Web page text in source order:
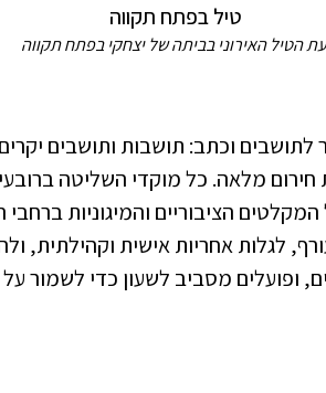
הטיל האירוני בביתה של יצחקי בפתח תקווה
לתושבים וכתב: תושבות ותושבים
מלאה. כל מוקדי השליטה
הציבוריים והמיגוניות
לגלות אחריות אישית וקהילתית,
ופועלים מסביב לשעון כדי לשמור